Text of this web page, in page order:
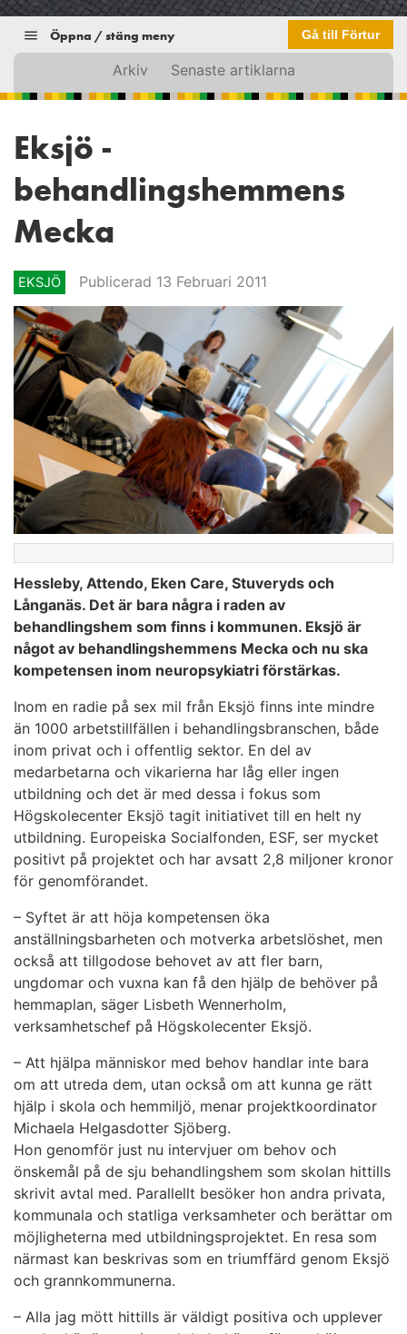
Öppna / stäng meny Gå till Förtur
Arkiv Senaste artiklarna
Eksjö -
behandlingshemmens
Mecka
EKSJÖ Publicerad 13 Februari 2011
Hessleby, Attendo, Eken Care, Stuveryds och
Långanäs. Det är bara några i raden av
behandlingshem som finns i kommunen. Eksjö är
något av behandlingshemmens Mecka och nu ska
kompetensen inom neuropsykiatri förstärkas.
Inom en radie på sex mil från Eksjö finns inte mindre
än 1000 arbetstillfällen i behandlingsbranschen, både
inom privat och i offentlig sektor. En del av
medarbetarna och vikarierna har låg eller ingen
utbildning och det är med dessa i fokus som
Högskolecenter Eksjö tagit initiativet till en helt ny
utbildning. Europeiska Socialfonden, ESF, ser mycket
positivt på projektet och har avsatt 2,8 miljoner kronor
för genomförandet.
– Syftet är att höja kompetensen öka
anställningsbarheten och motverka arbetslöshet, men
också att tillgodose behovet av att fler barn,
ungdomar och vuxna kan få den hjälp de behöver på
hemmaplan, säger Lisbeth Wennerholm,
verksamhetschef på Högskolecenter Eksjö.
– Att hjälpa människor med behov handlar inte bara
om att utreda dem, utan också om att kunna ge rätt
hjälp i skola och hemmiljö, menar projektkoordinator
Michaela Helgasdotter Sjöberg.
Hon genomför just nu intervjuer om behov och
önskemål på de sju behandlingshem som skolan hittills
skrivit avtal med. Parallellt besöker hon andra privata,
kommunala och statliga verksamheter och berättar om
möjligheterna med utbildningsprojektet. En resa som
närmast kan beskrivas som en triumffärd genom Eksjö
och grannkommunerna.
– Alla jag mött hittills är väldigt positiva och upplever